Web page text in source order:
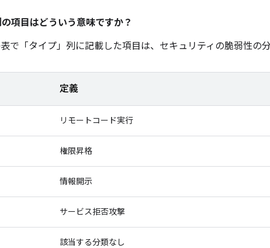
項目はどういう意味ですか？
で「タイプ」 列に記載した項目は、セキュリティの脆弱性の
定義
リモートコード実行
権限昇格
情報開示
サービス拒否攻撃
該当する分類なし